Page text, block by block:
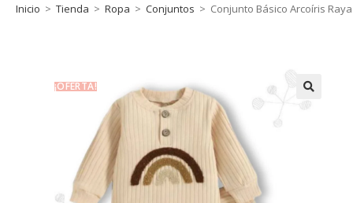
Inicio > Tienda > Ropa > Conjuntos > Conjunto Básico Arcoíris
¡OFERTA!